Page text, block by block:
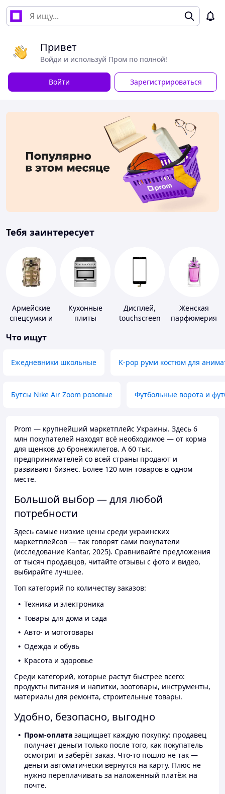
Привет
Войди и используй Пром по полной!
Войти Зарегистрироваться
Тебя заинтересует
Армейские
спецсумки и
Кухонные
плиты
Дисплей,
touchscreen
Женская
парфюмерия
Что ищут
Ежедневники школьные K-pop руми костюм для
Бутсы Nike Air Zoom розовые Футбольные ворота и
Prom — крупнейший маркетплейс Украины. Здесь 6
млн покупателей находят всё необходимое — от корма
для щенков до бронежилетов. А 60 тыс.
предпринимателей со всей страны продают и
развивают бизнес. Более 120 млн товаров в одном
месте.
Большой выбор — для любой
потребности
Здесь самые низкие цены среди украинских
маркетплейсов — так говорят сами покупатели
(исследование Kantar, 2025). Сравнивайте предложения
от тысяч продавцов, читайте отзывы с фото и видео,
выбирайте лучшее.
Топ категорий по количеству заказов:
Техника и электроника
Товары для дома и сада
Авто- и мототовары
Одежда и обувь
Красота и здоровье
Среди категорий, которые растут быстрее всего:
продукты питания и напитки, зоотовары, инструменты,
материалы для ремонта, строительные товары.
Удобно, безопасно, выгодно
Пром-оплата защищает каждую покупку: продавец
получает деньги только после того, как покупатель
осмотрит и заберёт заказ. Что-то пошло не так —
деньги автоматически вернутся на карту. Плюс не
нужно переплачивать за наложенный платёж на
почте.